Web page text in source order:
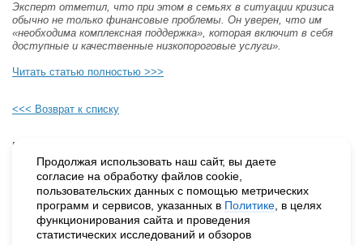
Эксперт отметил, что при этом в семьях в ситуации кризиса
обычно не только финансовые проблемы. Он уверен, что им
«необходима комплексная поддержка», которая включит в себя
доступные и качественные низкопороговые услуги».
Читать статью полностью >>>
<<< Возврат к списку
Будьте в курсе наших событий, подпишитесь на новости и акции
Продолжая использовать наш сайт, вы даете
согласие на обработку файлов cookie,
пользовательских данных с помощью метрических
программ и сервисов, указанных в Политике, в целях
функционирования сайта и проведения
статистических исследований и обзоров